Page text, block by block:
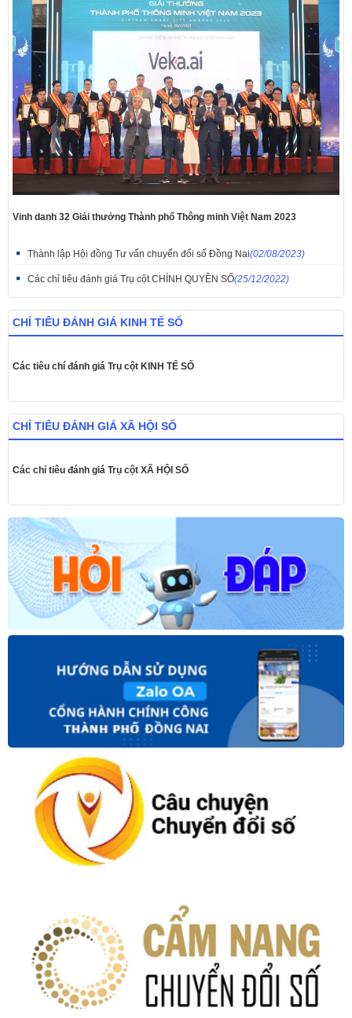
Vinh danh 32 Giải thưởng Thành phố Thông minh Việt Nam 2023
Thành lập Hội đồng Tư vấn chuyển đổi số Đồng Nai(02/08/2023)
Các chỉ tiêu đánh giá Trụ cột CHÍNH QUYỀN SỐ(25/12/2022)
CHỈ TIÊU ĐÁNH GIÁ KINH TẾ SỐ
Các tiêu chí đánh giá Trụ cột KINH TẾ SỐ
CHỈ TIÊU ĐÁNH GIÁ XÃ HỘI SỐ
Các chỉ tiêu đánh giá Trụ cột XÃ HỘI SỐ